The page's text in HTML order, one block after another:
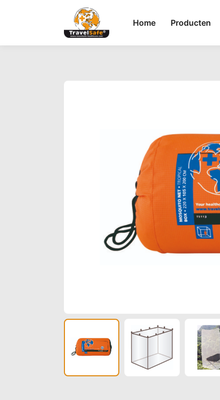
Home Producten